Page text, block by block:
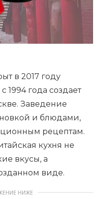
в 2017 году
года создает
Заведение
и блюдами,
рецептам.
кухня не
вкусы, а
виде.
НИЖЕ